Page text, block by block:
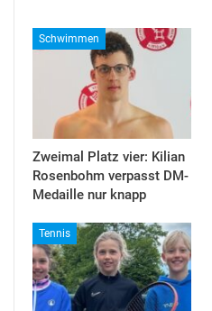
Schwimmen
Zweimal Platz vier: Kilian
Rosenbohm verpasst DM-
Medaille nur knapp
Tennis